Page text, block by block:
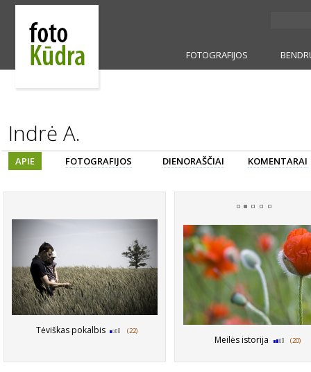
FOTOGRAFIJOS
Indrė A.
APIE FOTOGRAFIJOS DIENORAŠČIAI KOMENTARAI
Tėviškas pokalbis (22)
Meilės istorija (20)